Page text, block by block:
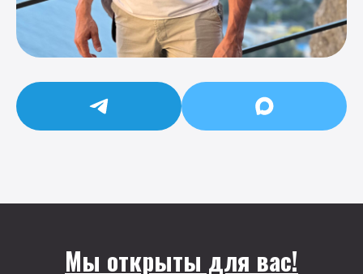
Мы открыты для вас!